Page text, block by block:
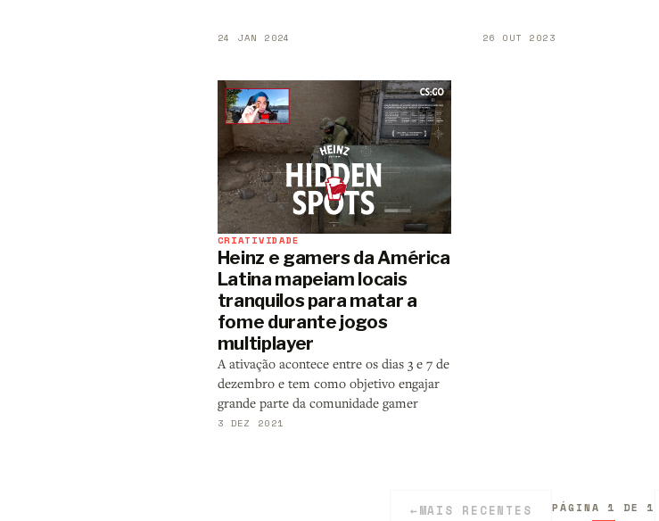
24 JAN 2024 26 OUT 2023
CRIATIVIDADE
Heinz e gamers da América
Latina mapeiam locais
tranquilos para matar a
fome durante jogos
multiplayer
A ativação acontece entre os dias 3 e 7 de
dezembro e tem como objetivo engajar
grande parte da comunidade gamer
3 DEZ 2021
←MAIS RECENTES PÁGINA 1 DE 1